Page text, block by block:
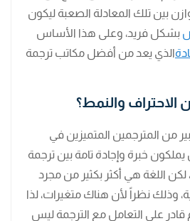
بين تلك المعادلة الصعبة ليكون
بشكل فريد، وعلى هذا الأساس
الذي يعد من أفضل مكاتب ترجمة
والنمط؟
من المترجمين المتميزين في
يملكون خبرة وإجادة تامة بين ترجمة
اللغة هي أكثر بكثير من مجرد
وذلك نظراً لأن هناك متغيرات، لذا
على التعامل مع الترجمة ليس